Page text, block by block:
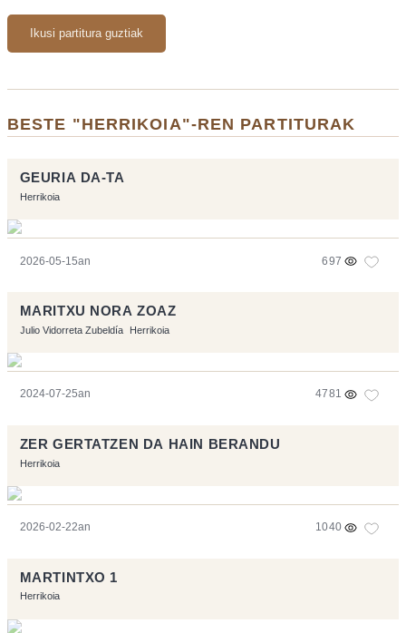
Ikusi partitura guztiak
BESTE "HERRIKOIA"-REN PARTITURAK
GEURIA DA-TA
Herrikoia
2026-05-15an 697
MARITXU NORA ZOAZ
Julio Vidorreta Zubeldía Herrikoia
2024-07-25an 4781
ZER GERTATZEN DA HAIN BERANDU
Herrikoia
2026-02-22an 1040
MARTINTXO 1
Herrikoia